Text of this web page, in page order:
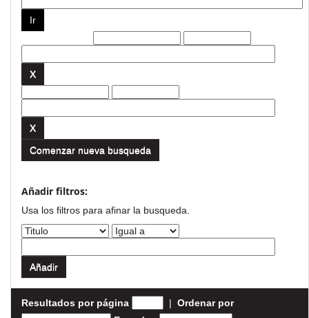
Comenzar nueva busqueda
Añadir filtros:
Usa los filtros para afinar la busqueda.
Resultados por página | Ordenar por